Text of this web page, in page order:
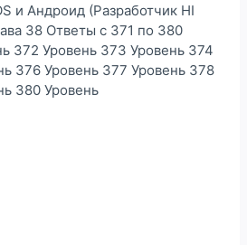
и Андроид (Разработчик HI
38 Ответы с 371 по 380
372 Уровень 373 Уровень 374
376 Уровень 377 Уровень 378
380 Уровень